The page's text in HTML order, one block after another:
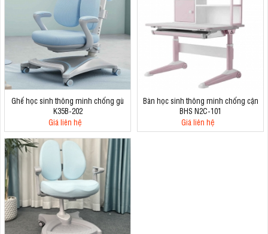
Ghế học sinh thông minh chống gù
K35B-202
Giá liên hệ
Bàn học sinh thông minh chống cận
BHS N2C-101
Giá liên hệ